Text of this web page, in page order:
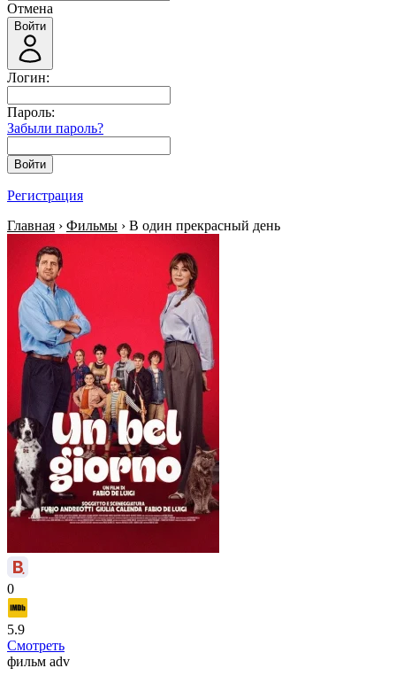
Отмена
Войти
Логин:
Пароль:
Забыли пароль?
Войти
Регистрация
Главная › Фильмы › В один прекрасный день
0
5.9
Смотреть
фильм adv